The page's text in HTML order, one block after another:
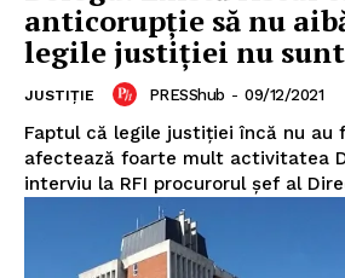
anticorupție să nu
legile justiției nu
JUSTIȚIE PRESShub - 09/12/2021
Faptul că legile justiției încă nu au
afectează foarte mult activitatea
interviu la RFI procurorul șef al